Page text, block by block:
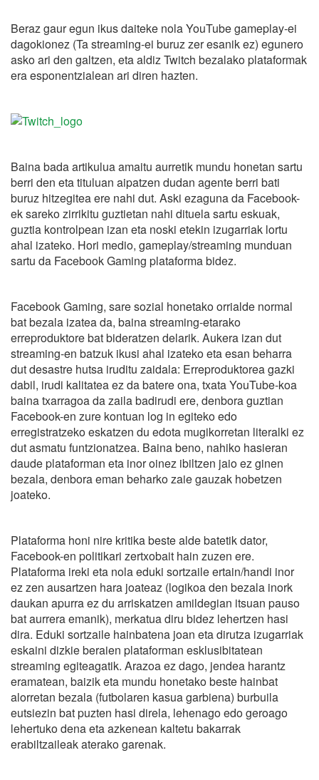
Beraz gaur egun ikus daiteke nola YouTube gameplay-ei
dagokionez (Ta streaming-ei buruz zer esanik ez) egunero
asko ari den galtzen, eta aldiz Twitch bezalako plataformak
era esponentzialean ari diren hazten.
Baina bada artikulua amaitu aurretik mundu honetan sartu
berri den eta tituluan aipatzen dudan agente berri bati
buruz hitzegitea ere nahi dut. Aski ezaguna da Facebook-
ek sareko zirrikitu guztietan nahi dituela sartu eskuak,
guztia kontrolpean izan eta noski etekin izugarriak lortu
ahal izateko. Hori medio, gameplay/streaming munduan
sartu da Facebook Gaming plataforma bidez.
Facebook Gaming, sare sozial honetako orrialde normal
bat bezala izatea da, baina streaming-etarako
erreproduktore bat bideratzen delarik. Aukera izan dut
streaming-en batzuk ikusi ahal izateko eta esan beharra
dut desastre hutsa iruditu zaidala: Erreproduktorea gazki
dabil, irudi kalitatea ez da batere ona, txata YouTube-koa
baina txarragoa da zaila badirudi ere, denbora guztian
Facebook-en zure kontuan log in egiteko edo
erregistratzeko eskatzen du edota mugikorretan literalki ez
dut asmatu funtzionatzea. Baina beno, nahiko hasieran
daude plataforman eta inor oinez ibiltzen jaio ez ginen
bezala, denbora eman beharko zaie gauzak hobetzen
joateko.
Plataforma honi nire kritika beste alde batetik dator,
Facebook-en politikari zertxobait hain zuzen ere.
Plataforma ireki eta nola eduki sortzaile ertain/handi inor
ez zen ausartzen hara joateaz (logikoa den bezala inork
daukan apurra ez du arriskatzen amildegian itsuan pauso
bat aurrera emanik), merkatua diru bidez lehertzen hasi
dira. Eduki sortzaile hainbatena joan eta dirutza izugarriak
eskaini dizkie beraien plataforman esklusibitatean
streaming egiteagatik. Arazoa ez dago, jendea harantz
eramatean, baizik eta mundu honetako beste hainbat
alorretan bezala (futbolaren kasua garbiena) burbuila
eutsiezin bat puzten hasi direla, lehenago edo geroago
lehertuko dena eta azkenean kaltetu bakarrak
erabiltzaileak aterako garenak.